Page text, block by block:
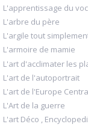
L'apprentissage du
L'arbre du père
L'argile tout
L'armoire de mamie
L'art d'acclimater les
L'art de l'autoportrait
L'art de l'Europe
L'Art de la guerre
L'art Déco ,